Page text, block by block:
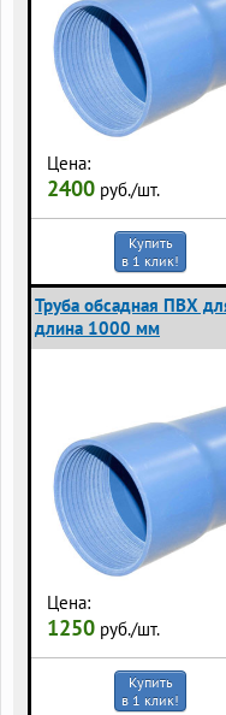
Цена:
2400 руб./шт.
Купить
в 1 клик!
Труба обсадная ПВХ
длина 1000 мм
Цена:
1250 руб./шт.
Купить
в 1 клик!